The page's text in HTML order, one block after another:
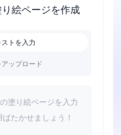
絵ページを作成
ストを入力
ップロード